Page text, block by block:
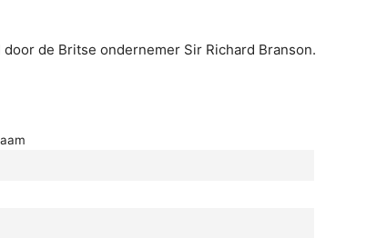
door de Britse ondernemer Sir Richard Branson.